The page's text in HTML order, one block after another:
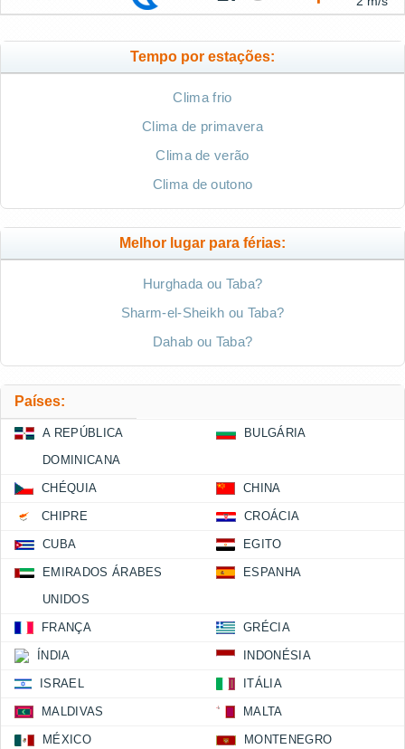
Tempo por estações:
Clima frio
Clima de primavera
Clima de verão
Clima de outono
Melhor lugar para férias:
Hurghada ou Taba?
Sharm-el-Sheikh ou Taba?
Dahab ou Taba?
Países:
A REPÚBLICA
DOMINICANA
BULGÁRIA
CHÉQUIA CHINA
CHIPRE CROÁCIA
CUBA EGITO
EMIRADOS ÁRABES
UNIDOS
ESPANHA
FRANÇA GRÉCIA
ÍNDIA INDONÉSIA
ISRAEL ITÁLIA
MALDIVAS MALTA
MÉXICO MONTENEGRO